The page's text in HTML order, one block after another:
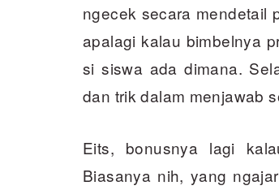
ngecek secara mendetail
apalagi kalau bimbelnya
si siswa ada dimana.
dan trik dalam menjawab
Eits, bonusnya lagi
Biasanya nih, yang